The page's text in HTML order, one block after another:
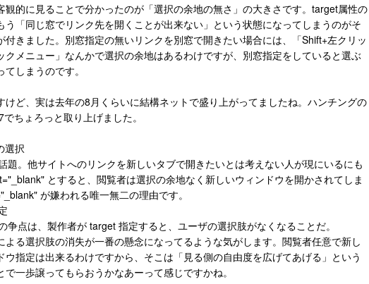
観的に見ることで分かったのが「選択の余地の無さ」の大きさです。target属性の
う「同じ窓でリンク先を開くことが出来ない」という状態になってしまうのがそ
付きました。別窓指定の無いリンクを別窓で開きたい場合には、「Shift+左クリッ
クメニュー」なんかで選択の余地はあるわけですが、別窓指定をしていると選ぶ
しまうのです。
けど、実は去年の8月くらいに結構ネットで盛り上がってましたね。ハンチングの
ちょろっと取り上げました。
選択
題。他サイトへのリンクを新しいタブで開きたいとは考えない人が現にいるにも
とすると、閲覧者は選択の余地なく新しいウィンドウを開かされてしま
が嫌われる唯一無二の理由です。
争点は、製作者が target 指定すると、ユーザの選択肢がなくなることだ。
よる選択肢の消失が一番の懸念になってるような気がします。閲覧者任意で新し
ウ指定は出来るわけですから、そこは「見る側の自由度を広げてあげる」という
で一歩譲ってもらおうかなあーって感じですかね。